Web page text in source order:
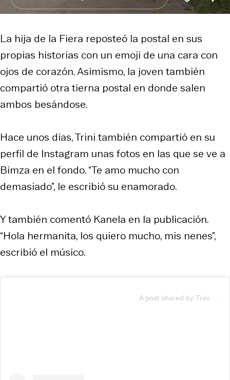
La hija de la Fiera reposteó la postal en sus
propias historias con un emoji de una cara con
ojos de corazón. Asimismo, la joven también
compartió otra tierna postal en donde salen
ambos besándose.
Hace unos días, Trini también compartió en su
perfil de Instagram unas fotos en las que se ve a
Bimza en el fondo. “Te amo mucho con
demasiado”, le escribió su enamorado.
Y también comentó Kanela en la publicación.
“Hola hermanita, los quiero mucho, mis nenes”,
escribió el músico.